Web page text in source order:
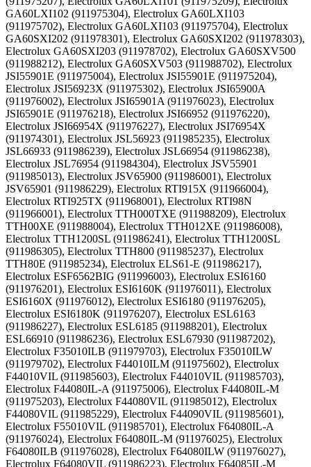
GA60LXI102 (911975304), Electrolux GA60LXI103
(911975702), Electrolux GA60LXI103 (911975704), Electrolux
GA60SXI202 (911978301), Electrolux GA60SXI202 (911978303),
Electrolux GA60SXI203 (911978702), Electrolux GA60SXV500
(911988212), Electrolux GA60SXV503 (911988702), Electrolux
JSI55901E (911975004), Electrolux JSI55901E (911975204),
Electrolux JSI56923X (911975302), Electrolux JSI65900A
(911976002), Electrolux JSI65901A (911976023), Electrolux
JSI65901E (911976218), Electrolux JSI66952 (911976220),
Electrolux JSI66954X (911976227), Electrolux JSI76954X
(911974301), Electrolux JSL56923 (911985235), Electrolux
JSL66933 (911986239), Electrolux JSL66954 (911986238),
Electrolux JSL76954 (911984304), Electrolux JSV55901
(911985013), Electrolux JSV65900 (911986001), Electrolux
JSV65901 (911986229), Electrolux RTI915X (911966004),
Electrolux RTI925TX (911968001), Electrolux RTI98N
(911966001), Electrolux TTH000TXE (911988209), Electrolux
TTH00XE (911988004), Electrolux TTH012XE (911986008),
Electrolux TTH1200SL (911986241), Electrolux TTH1200SL
(911986305), Electrolux TTH800 (911985237), Electrolux
TTH80E (911985234), Electrolux ELS61-E (911986217),
Electrolux ESF6562BIG (911996003), Electrolux ESI6160
(911976201), Electrolux ESI6160K (911976011), Electrolux
ESI6160X (911976012), Electrolux ESI6180 (911976205),
Electrolux ESI6180K (911976207), Electrolux ESL6163
(911986227), Electrolux ESL6185 (911988201), Electrolux
ESL66910 (911986236), Electrolux ESL67930 (911987202),
Electrolux F35010ILB (911979703), Electrolux F35010ILW
(911979702), Electrolux F44010ILM (911975602), Electrolux
F44010VIL (911985603), Electrolux F44010VIL (911985703),
Electrolux F44080IL-A (911975006), Electrolux F44080IL-M
(911975203), Electrolux F44080VIL (911985012), Electrolux
F44080VIL (911985229), Electrolux F44090VIL (911985601),
Electrolux F55010VIL (911985701), Electrolux F64080IL-A
(911976024), Electrolux F64080IL-M (911976025), Electrolux
F64080ILB (911976028), Electrolux F64080ILW (911976027),
Electrolux F64080VIL (911986223), Electrolux F64085IL-M